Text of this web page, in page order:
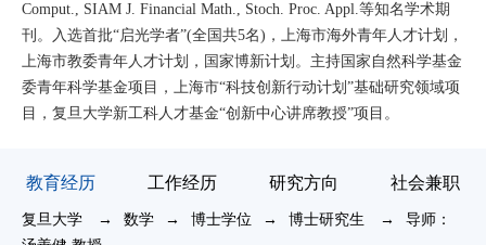
Comput., SIAM J. Financial Math., Stoch. Proc. Appl.等知名学术期
刊。入选首批“启光学者”(全国共5名)，上海市海外青年人才计划，
上海市教委青年人才计划，国家博新计划。主持国家自然科学基金
委青年科学基金项目，上海市“科技创新行动计划”基础研究领域项
目，复旦大学新工科人才基金“创新中心讲席教授”项目。
教育经历 工作经历 研究方向 社会兼职
复旦大学 → 数学 → 博士学位 → 博士研究生 →
导师：